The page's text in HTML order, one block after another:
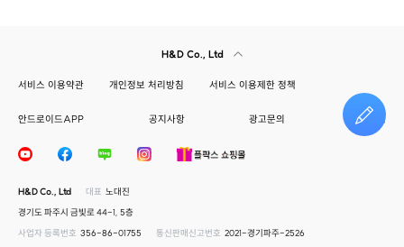
H&D Co., Ltd
서비스 이용약관 개인정보 처리방침 서비스 이용제한 정책
안드로이드APP 공지사항 광고문의 건의하기
H&D Co., Ltd 대표 노대진
경기도 파주시 금빛로 44-1, 5층
사업자 등록번호 356-86-01755 통신판매신고번호 2021-경기파주-2526